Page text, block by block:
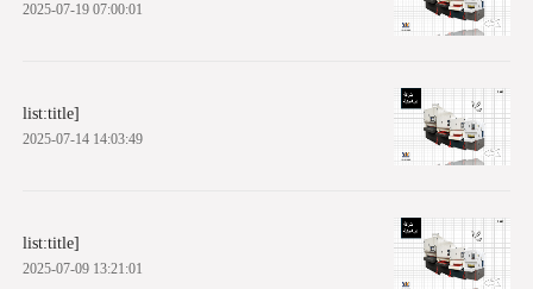
2025-07-19 07:00:01
list:title]
2025-07-14 14:03:49
list:title]
2025-07-09 13:21:01